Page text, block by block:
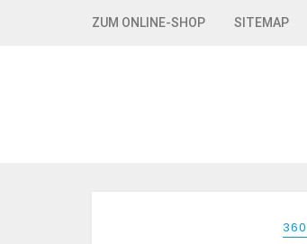
ZUM ONLINE-SHOP SITEMAP